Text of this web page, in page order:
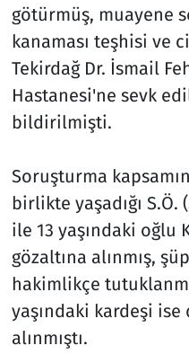
götürmüş, muayene
kanaması teşhisi ve
Tekirdağ Dr. İsmail
Hastanesi'ne sevk
bildirilmişti.
Soruşturma
birlikte yaşadığı S.Ö.
ile 13 yaşındaki oğlu
gözaltına alınmış,
hakimlikçe
yaşındaki kardeşi ise
alınmıştı.